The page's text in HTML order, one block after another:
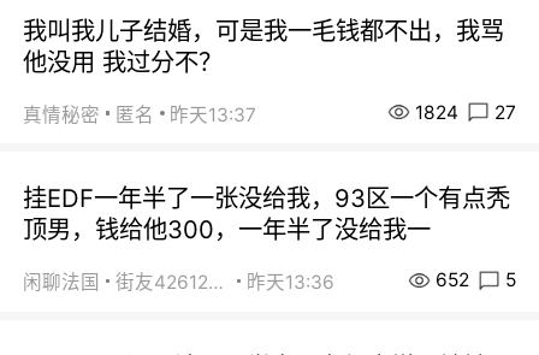
我叫我儿子结婚，可是我一毛钱都不出，我骂
他没用 我过分不？
真情秘密 匿名 昨天13:37 1824 27
挂EDF一年半了一张没给我，93区一个有点秃
顶男，钱给他300，一年半了没给我一
闲聊法国 街友42612092 昨天13:36 652 5